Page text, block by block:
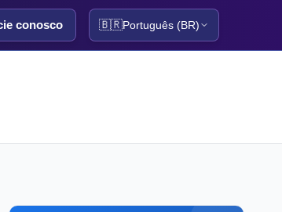
conosco 🇧🇷Português (BR)